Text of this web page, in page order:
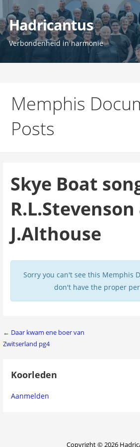
naar
de
inhoud
Hadricantus
Verbondenheid in harmonie
Memphis
Posts
Skye Boat
R.L.Stevenson
J.Althouse
Sorry you can't see this Memphis
don't have the proper
Bericht
navigatie
← Daar kwam ene boer van
Zwitserland pg4
Koorleden
Aanmelden
Copyright © 2026